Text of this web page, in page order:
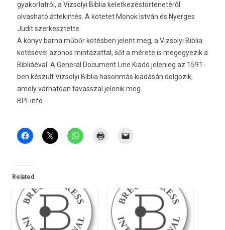
gyakorlatról, a Vizsolyi Biblia keletkezéstörténetéről
olvasható áttekintés. A kötetet Monok István és Nyerges
Judit szerkesztette.
A könyv barna műbőr kötésben jelent meg, a Vizsolyi Biblia
kötésével azonos mintázattal, sőt a mérete is megegyezik a
Bibliáéval. A General Document Line Kiadó jelenleg az 1591-
ben készült Vizsolyi Biblia hasonmás kiadásán dolgozik,
amely várhatóan tavasszal jelenik meg.
BPI-info
Related